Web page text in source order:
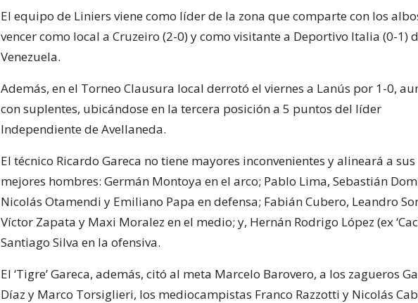
El equipo de Liniers viene como líder de la zona que comparte con los
vencer como local a Cruzeiro (2-0) y como visitante a Deportivo Italia (0-1)
Venezuela.
Además, en el Torneo Clausura local derrotó el viernes a Lanús por 1-0,
con suplentes, ubicándose en la tercera posición a 5 puntos del líder
Independiente de Avellaneda.
El técnico Ricardo Gareca no tiene mayores inconvenientes y alineará a sus
mejores hombres: Germán Montoya en el arco; Pablo Lima, Sebastián
Nicolás Otamendi y Emiliano Papa en defensa; Fabián Cubero, Leandro
Víctor Zapata y Maxi Moralez en el medio; y, Hernán Rodrigo López (ex
Santiago Silva en la ofensiva.
El ‘Tigre’ Gareca, además, citó al meta Marcelo Barovero, a los zagueros
Díaz y Marco Torsiglieri, los mediocampistas Franco Razzotti y Nicolás